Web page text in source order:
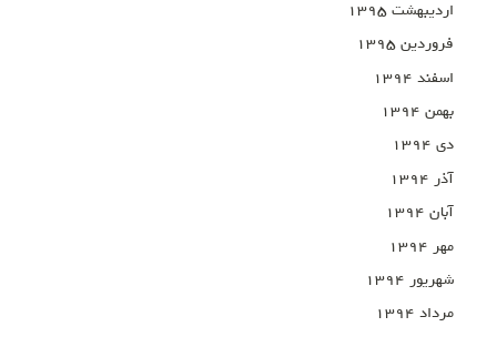
اردیبهشت ۱۳۹۵
فروردین ۱۳۹۵
اسفند ۱۳۹۴
بهمن ۱۳۹۴
دی ۱۳۹۴
آذر ۱۳۹۴
آبان ۱۳۹۴
مهر ۱۳۹۴
شهریور ۱۳۹۴
مرداد ۱۳۹۴